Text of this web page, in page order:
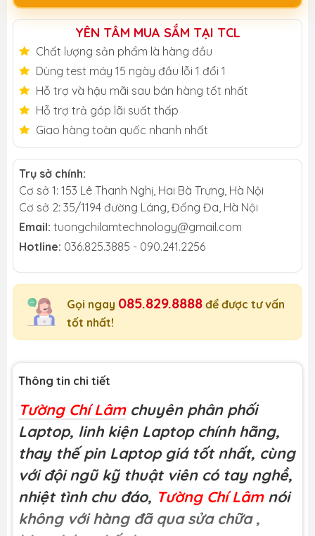
YÊN TÂM MUA SẮM TẠI TCL
Chất lượng sản phẩm là hàng đầu
Dùng test máy 15 ngày đầu lỗi 1 đổi 1
Hỗ trợ và hậu mãi sau bán hàng tốt nhất
Hỗ trợ trả góp lãi suất thấp
Giao hàng toàn quốc nhanh nhất
Trụ sở chính:
Cơ sở 1: 153 Lê Thanh Nghị, Hai Bà Trưng, Hà Nội
Cơ sở 2: 35/1194 đường Láng, Đống Đa, Hà Nội
Email: tuongchilamtechnology@gmail.com
Hotline: 036.825.3885 - 090.241.2256
Gọi ngay 085.829.8888 để được tư vấn
tốt nhất!
Thông tin chi tiết
Tường Chí Lâm chuyên phân phối
Laptop, linh kiện Laptop chính hãng,
thay thế pin Laptop giá tốt nhất, cùng
với đội ngũ kỹ thuật viên có tay nghề,
nhiệt tình chu đáo, Tường Chí Lâm nói
không với hàng đã qua sửa chữa ,